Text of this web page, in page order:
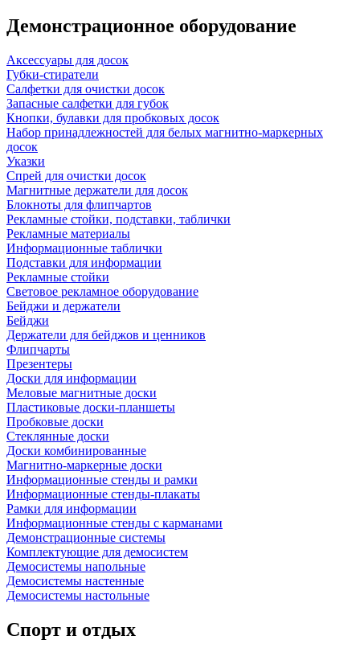
Демонстрационное оборудование
Аксессуары для досок
Губки-стиратели
Салфетки для очистки досок
Запасные салфетки для губок
Кнопки, булавки для пробковых досок
Набор принадлежностей для белых магнитно-маркерных
досок
Указки
Спрей для очистки досок
Магнитные держатели для досок
Блокноты для флипчартов
Рекламные стойки, подставки, таблички
Рекламные материалы
Информационные таблички
Подставки для информации
Рекламные стойки
Световое рекламное оборудование
Бейджи и держатели
Бейджи
Держатели для бейджов и ценников
Флипчарты
Презентеры
Доски для информации
Меловые магнитные доски
Пластиковые доски-планшеты
Пробковые доски
Стеклянные доски
Доски комбинированные
Магнитно-маркерные доски
Информационные стенды и рамки
Информационные стенды-плакаты
Рамки для информации
Информационные стенды с карманами
Демонстрационные системы
Комплектующие для демосистем
Демосистемы напольные
Демосистемы настенные
Демосистемы настольные
Спорт и отдых